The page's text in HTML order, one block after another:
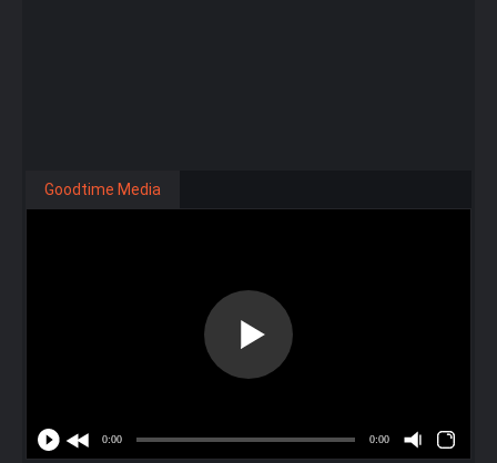
Goodtime Media